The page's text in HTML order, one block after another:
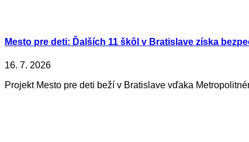
Mesto pre deti: Ďalších 11 škôl v Bratislave získa
16. 7. 2026
Projekt Mesto pre deti beží v Bratislave vďaka